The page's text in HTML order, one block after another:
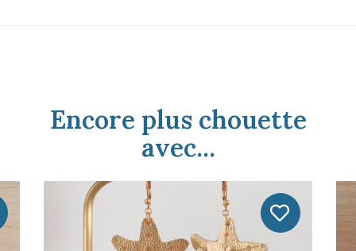
Encore plus chouette
avec...